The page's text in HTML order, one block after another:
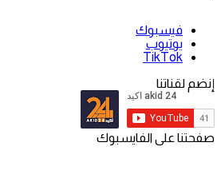
فيسبوك
يوتيوب
‫TikTok
إنضم لقناتنا
صفحتنا على الفايسبوك